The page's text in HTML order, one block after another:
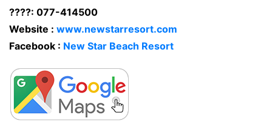
????: 077-414500
Website : www.newstarresort.com
Facebook : New Star Beach Resort